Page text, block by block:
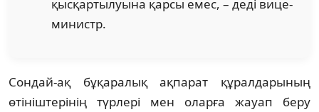
қысқартылуына қарсы емес, – деді вице-
министр.
Сондай-ақ бұқаралық ақпарат құралдарының
өтініштерінің түрлері мен оларға жауап беру